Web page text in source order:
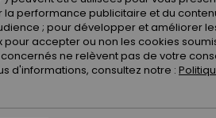
performance publicitaire et du
; pour développer et améliorer
accepter ou non les cookies
ne relèvent pas de votre
d'informations, consultez notre :